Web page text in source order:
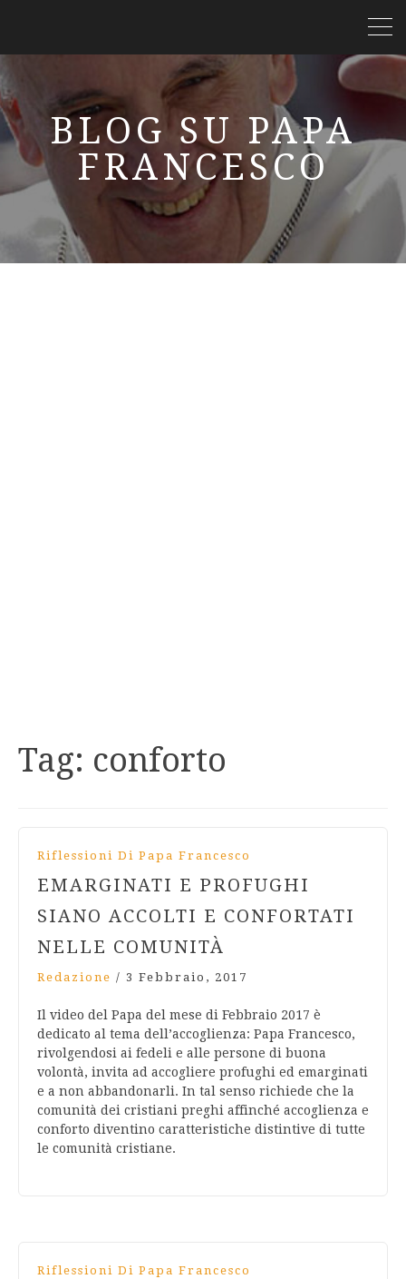
BLOG SU PAPA
FRANCESCO
Tag: conforto
Riflessioni Di Papa Francesco
EMARGINATI E PROFUGHI
SIANO ACCOLTI E CONFORTATI
NELLE COMUNITÀ
Redazione / 3 Febbraio, 2017
Il video del Papa del mese di Febbraio 2017 è
dedicato al tema dell’accoglienza: Papa Francesco,
rivolgendosi ai fedeli e alle persone di buona
volontà, invita ad accogliere profughi ed emarginati
e a non abbandonarli. In tal senso richiede che la
comunità dei cristiani preghi affinché accoglienza e
conforto diventino caratteristiche distintive di tutte
le comunità cristiane.
Riflessioni Di Papa Francesco